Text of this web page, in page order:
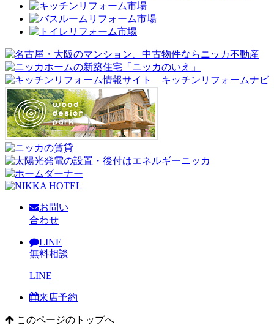
お問い
合わせ
LINE
無料相談
LINE
来店予約
このページのトップへ